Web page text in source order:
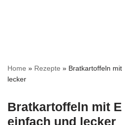
Home » Rezepte » Bratkartoffeln
lecker
Bratkartoffeln mit
einfach und lecker